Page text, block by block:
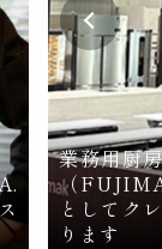
業務用厨
（
としてク
ります